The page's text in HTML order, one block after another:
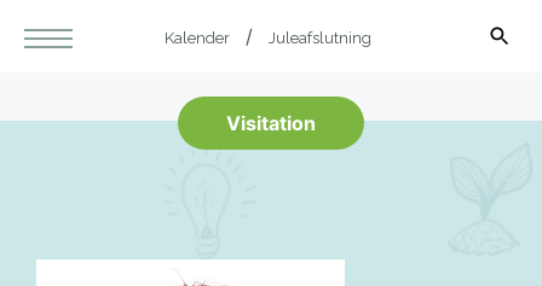
Kalender Juleafslutning
Visitation